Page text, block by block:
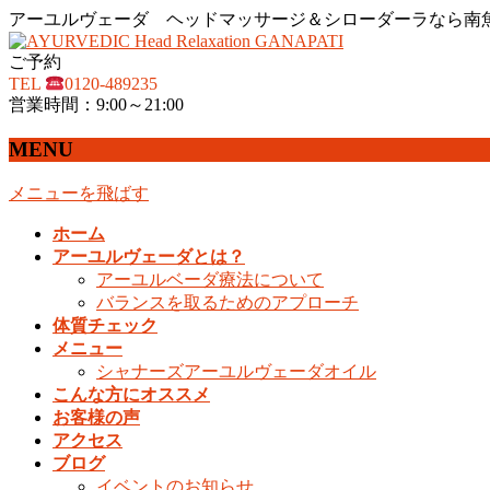
アーユルヴェーダ ヘッドマッサージ＆シローダーラなら南
ご予約
TEL
0120-489235
営業時間：9:00～21:00
MENU
メニューを飛ばす
ホーム
アーユルヴェーダとは？
アーユルベーダ療法について
バランスを取るためのアプローチ
体質チェック
メニュー
シャナーズアーユルヴェーダオイル
こんな方にオススメ
お客様の声
アクセス
ブログ
イベントのお知らせ